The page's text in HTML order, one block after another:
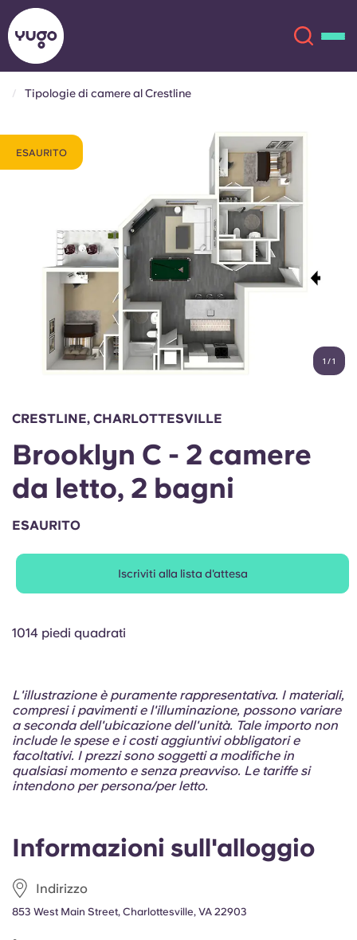
Sedi
Account
English (GB)
Chinese
Español
Portuguese
Seleziona un paese
Accedi
Chinese Español
Català Deutsch
Italian French
Portuguese
Tipologie di camere al Crestline
ESAURITO
1 /1
Informazioni sull'alloggio
Indirizzo
853 West Main Street, Charlottesville, VA 22903
CRESTLINE, CHARLOTTESVILLE
Brooklyn C - 2 camere
da letto, 2 bagni
ESAURITO
Iscriviti alla lista d'attesa
1014 piedi quadrati
L'illustrazione è puramente rappresentativa. I materiali,
compresi i pavimenti e l'illuminazione, possono variare
a seconda dell'ubicazione dell'unità. Tale importo non
include le spese e i costi aggiuntivi obbligatori e
facoltativi. I prezzi sono soggetti a modifiche in
qualsiasi momento e senza preavviso. Le tariffe si
intendono per persona/per letto.